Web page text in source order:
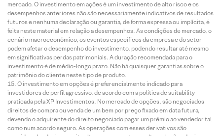
mercado. O investimento em ações é um investimento de alto risco e os
desempenhos anteriores não são necessariamente indicativos de resultados
futuros e nenhuma declaração ou garantia, de forma expressa ou implícita, é
feita neste material em relação a desempenhos. As condições de mercado, o
cenário macroeconômico, os eventos específicos da empresa e do setor
podem afetar o desempenho do investimento, podendo resultar até mesmo
em significativas perdas patrimoniais. A duração recomendada para o
investimento é de médio-longo prazo. Não há quaisquer garantias sobre o
patrimônio do cliente neste tipo de produto.
O investimento em opções é preferencialmente indicado para
investidores de perfil agressivo, de acordo com a política de suitability
praticada pela XP Investimentos. No mercado de opções, são negociados
direitos de compra ou venda de um bem por preço fixado em data futura,
devendo o adquirente do direito negociado pagar um prêmio ao vendedor tal
como num acordo seguro. As operações com esses derivativos são